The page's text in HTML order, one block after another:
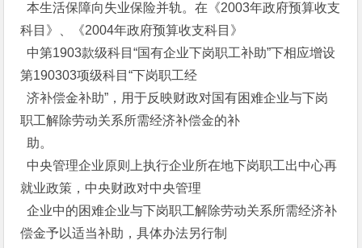
本生活保障向失业保险并轨。在《2003年政府预算收支
科目》、《2004年政府预算收支科目》
中第1903款级科目“国有企业下岗职工补助”下相应增设
第190303项级科目“下岗职工经
济补偿金补助”，用于反映财政对国有困难企业与下岗
职工解除劳动关系所需经济补偿金的补
助。
中央管理企业原则上执行企业所在地下岗职工出中心再
就业政策，中央财政对中央管理
企业中的困难企业与下岗职工解除劳动关系所需经济补
偿金予以适当补助，具体办法另行制